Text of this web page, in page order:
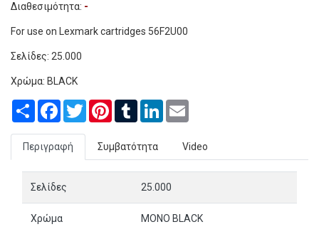
Διαθεσιμότητα: -
For use on Lexmark cartridges 56F2U00
Σελίδες: 25 .000
Χρώμα: BLACK
Share Facebook
TwitterPinterestTumblrLinkedIn
Περιγραφή Συμβατότητα Video
Σελίδες 25.000
Χρώμα MONO BLACK